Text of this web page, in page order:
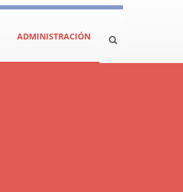
ADMINISTRACIÓN